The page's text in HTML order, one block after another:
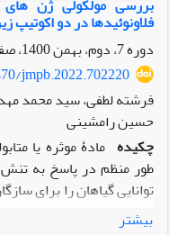
بررسی مولکولی ژن
فلاونوئیدها در دو اکوتیپ
دوره 7، دوم، بهمن 1400، صفحه
jmpb.2022.702220
فرشته لطفی، سید محمد
حسین رامشینی
چکیده مادۀ موثره یا
طور منظم در پاسخ به
توانایی گیاهان را برای
جهت افزایش کمی و کیفی
بیشتر